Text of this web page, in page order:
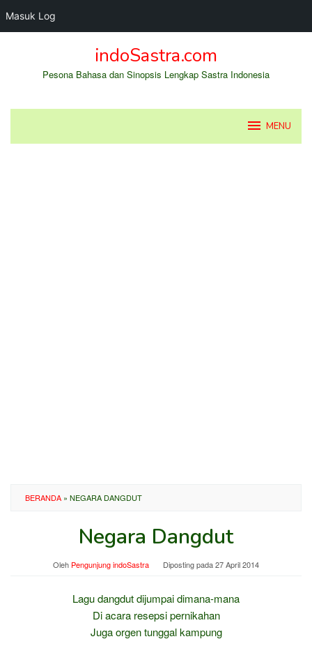
Masuk Log
indoSastra.com
Pesona Bahasa dan Sinopsis Lengkap Sastra Indonesia
MENU
BERANDA » NEGARA DANGDUT
Negara Dangdut
Oleh Pengunjung indoSastra Diposting pada27 April 2014
Lagu dangdut dijumpai dimana-mana
Di acara resepsi pernikahan
Juga orgen tunggal kampung